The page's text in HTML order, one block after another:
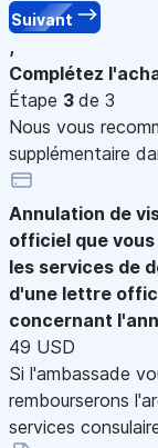
Suivant
,
Complétez
Étape 3 de 3
Nous vous
supplémentaire
Annulation de
officiel que
les services de
d'une lettre
concernant
49 USD
Si l'ambassade
rembourserons
services